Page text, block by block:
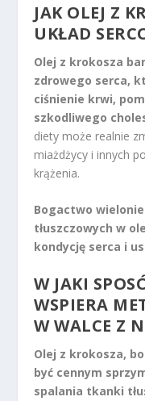
JAK OLEJ Z
UKŁAD
Olej z krokosza
zdrowego serca,
ciśnienie krwi,
szkodliwego
diety może realnie
miażdżycy i innych
krążenia.
Bogactwo
tłuszczowych w
kondycję serca i
W JAKI
WSPIERA
W WALCE Z
Olej z krokosza,
być cennym
spalania tkanki